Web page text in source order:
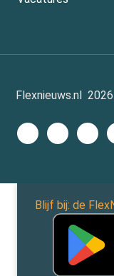
Flexnieuws.nl 2026
Blijf bij: de